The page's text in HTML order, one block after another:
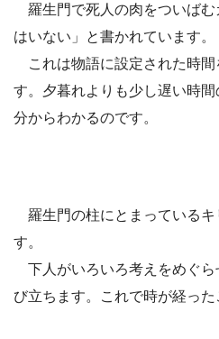
羅生門で死人の肉をついばむ
はいない」と書かれています。
これは物語に設定された時間
す。夕暮れよりも少し遅い時
分からわかるのです。
羅生門の柱にとまっているキ
す。
下人がいろいろ考えをめぐら
び立ちます。これで時が経った